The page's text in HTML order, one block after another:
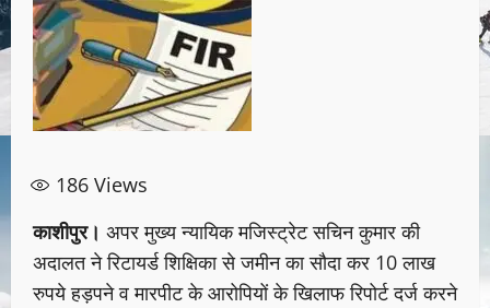
186 Views
काशीपुर। अपर मुख्य न्यायिक मजिस्ट्रेट सचिन कुमार की
अदालत ने रिटायर्ड शिक्षिका से जमीन का सौदा कर 10 लाख
रुपये हड़पने व मारपीट के आरोपियों के खिलाफ रिपोर्ट दर्ज करने